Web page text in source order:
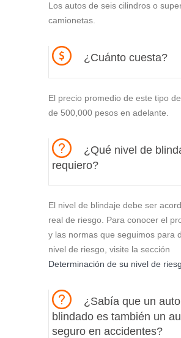
Los autos de seis cilindros o
camionetas.
¿Cuánto cuesta?
El precio promedio de este tipo
de 500,000 pesos en adelante.
¿Qué nivel de
requiero?
El nivel de blindaje debe ser
real de riesgo. Para conocer el
y las normas que seguimos para
nivel de riesgo, visite la sección
Determinación de su nivel de
¿Sabía que un auto
blindado es también un
seguro en accidentes?